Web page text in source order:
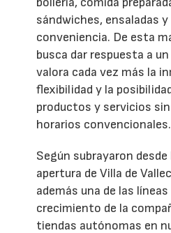
sándwiches, ensaladas
conveniencia. De esta
busca dar respuesta a
valora cada vez más la
flexibilidad y la
productos y servicios sin
horarios convencionales.
Según subrayaron desde
apertura de Villa de
además una de las
crecimiento de la
tiendas autónomas en